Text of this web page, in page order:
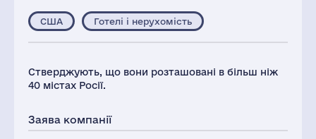
США Готелі і нерухомість
Стверджують, що вони розташовані в більш ніж
40 містах Росії.
Заява компанії